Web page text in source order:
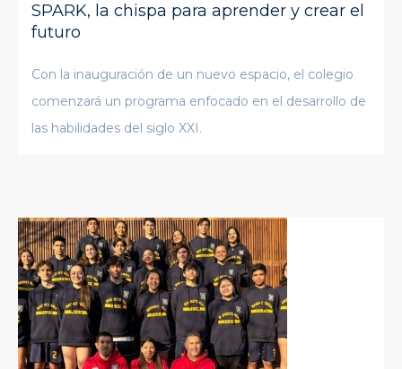
SPARK, la chispa para aprender y crear el
futuro
Con la inauguración de un nuevo espacio, el colegio
comenzará un programa enfocado en el desarrollo de
las habilidades del siglo XXI.